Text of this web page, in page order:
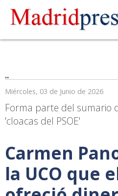
..
Miércoles, 03 de Junio de 2026
Forma parte del sumario
'cloacas del PSOE'
Carmen
la UCO que